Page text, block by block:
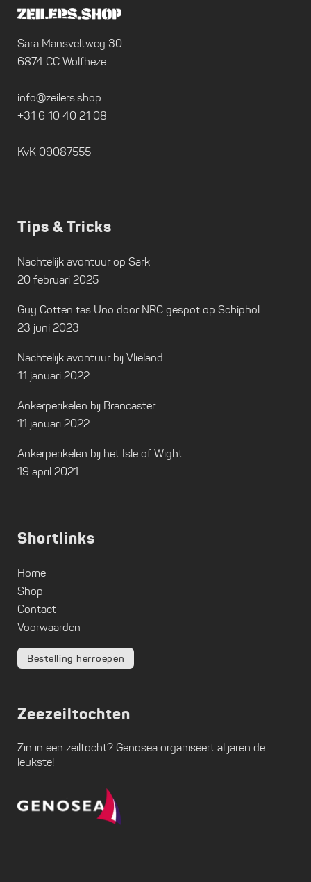
Sara Mansveltweg 30
6874 CC Wolfheze
info@zeilers.shop
+31 6 10 40 21 08
KvK 09087555
Tips & Tricks
Nachtelijk avontuur op Sark
20 februari 2025
Guy Cotten tas Uno door NRC gespot op Schiphol
23 juni 2023
Nachtelijk avontuur bij Vlieland
11 januari 2022
Ankerperikelen bij Brancaster
11 januari 2022
Ankerperikelen bij het Isle of Wight
19 april 2021
Shortlinks
Home
Shop
Contact
Voorwaarden
Bestelling herroepen
Zeezeiltochten
Zin in een zeiltocht? Genosea organiseert al jaren de
leukste!